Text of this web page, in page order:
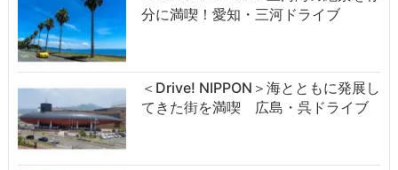
分に満喫！愛知・三河ドライブ
＜Drive! NIPPON＞海とともに発展し
てきた街を満喫 広島・呉ドライブ